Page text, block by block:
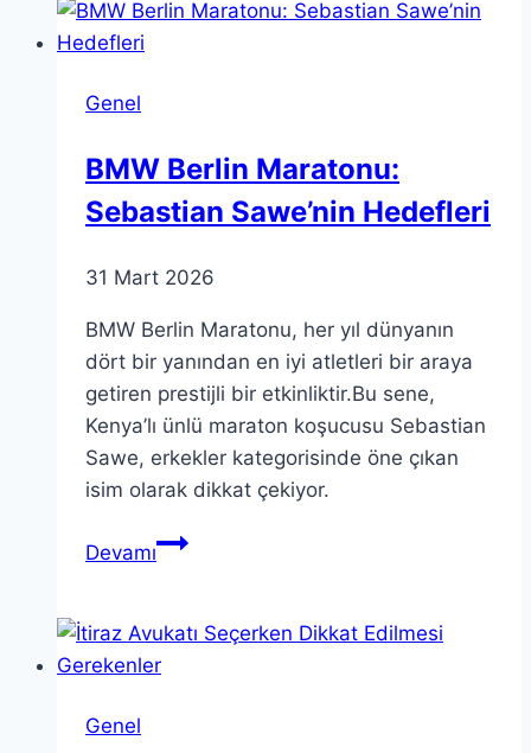
ve
Genel
BMW Berlin Maratonu:
Sebastian Sawe’nin Hedefleri
31 Mart 2026
BMW Berlin Maratonu, her yıl dünyanın
dört bir yanından en iyi atletleri bir araya
getiren prestijli bir etkinliktir.Bu sene,
Kenya’lı ünlü maraton koşucusu Sebastian
Sawe, erkekler kategorisinde öne çıkan
isim olarak dikkat çekiyor.
DevamıBMW
Sebastian
Sawe’nin
Genel